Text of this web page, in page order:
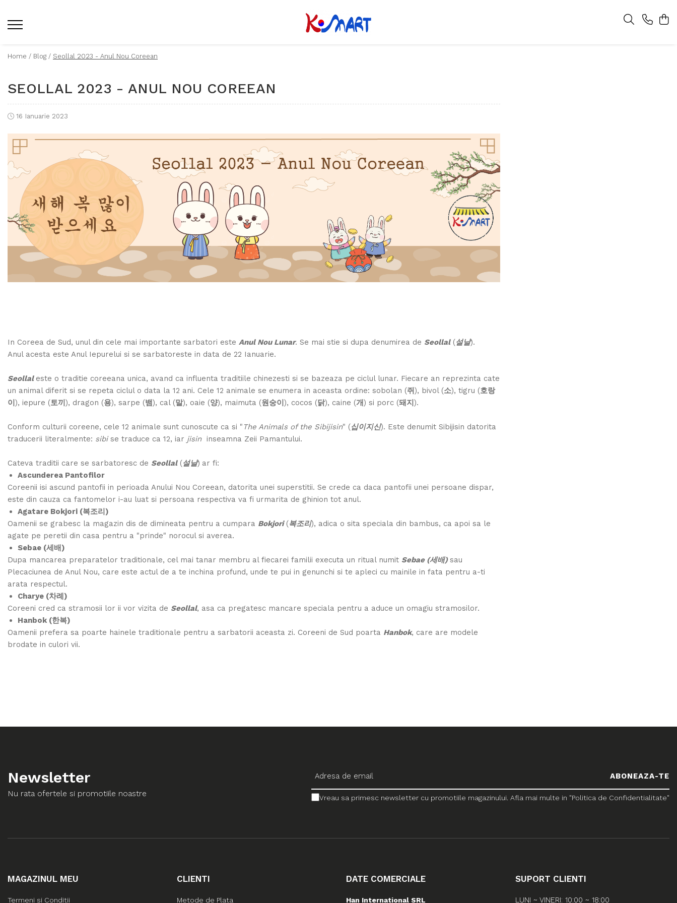
Home / Blog / Seollal 2023 - Anul Nou Coreean
SEOLLAL 2023 - ANUL NOU COREEAN
16 Ianuarie 2023
In Coreea de Sud, unul din cele mai importante sarbatori este Anul Nou Lunar. Se mai stie si dupa denumirea de Seollal(설날).
Anul acesta este Anul Iepurelui si se sarbatoreste in data de 22 Ianuarie.
Seollal este o traditie coreeana unica, avand ca influenta traditiile chinezesti si se bazeaza pe ciclul lunar. Fiecare an reprezinta cate
un animal diferit si se repeta ciclul o data la 12 ani. Cele 12 animale se enumera in aceasta ordine: sobolan (쥐), bivol (소), tigru (호랑
이 ), iepure (토끼 ), dragon (용), sarpe (뱀), cal (말), oaie (양), maimuta (원숭이 ), cocos (닭), caine (개) si porc (돼지 ).
Conform culturii coreene, cele 12 animale sunt cunoscute ca si " The Animals of the Sibijisin" (십이지신). Este denumit Sibijisin datorita
traducerii literalmente: sibise traduce ca 12, iar jisin inseamna Zeii Pamantului.
Cateva traditii care se sarbatoresc de Seollal(설날) ar fi:
Ascunderea Pantofilor
Coreenii isi ascund pantofii in perioada Anului Nou Coreean, datorita unei superstitii. Se crede ca daca pantofii unei persoane dispar,
este din cauza ca fantomelor i-au luat si persoana respectiva va fi urmarita de ghinion tot anul.
Agatare Bokjori (복조리)
Oamenii se grabesc la magazin dis de dimineata pentru a cumpara Bokjori(복조리), adica o sita speciala din bambus, ca apoi sa le
agate pe peretii din casa pentru a "prinde" norocul si averea.
Sebae (세배)
Dupa mancarea preparatelor traditionale, cel mai tanar membru al fiecarei familii executa un ritual numit Sebae (세배)sau
Plecaciunea de Anul Nou, care este actul de a te inchina profund, unde te pui in genunchi si te apleci cu mainile in fata pentru a-ti
arata respectul.
Charye (차례 )
Coreeni cred ca stramosii lor ii vor vizita de Seollal, asa ca pregatesc mancare speciala pentru a aduce un omagiu stramosilor.
Hanbok (한복)
Oamenii prefera sa poarte hainele traditionale pentru a sarbatorii aceasta zi. Coreeni de Sud poarta Hanbok, care are modele
brodate in culori vii.
Newsletter
Nu rata ofertele si promotiile noastre Vreau sa primesc newsletter cu promotiile magazinului. Afla mai multe in "Politica de Confidentialitate"
MAGAZINUL MEU
Termeni si Conditii
CLIENTI
Metode de Plata
DATE COMERCIALE
Han International SRL
SUPORT CLIENTI
LUNI ~ VINERI: 10:00 ~ 18:00